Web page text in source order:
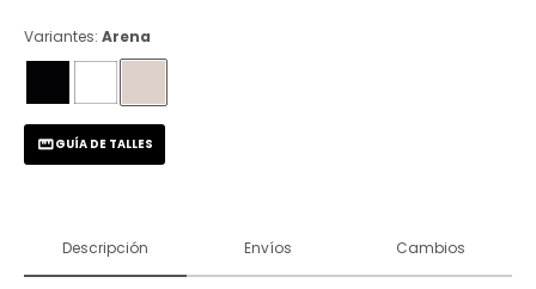
Variantes: Arena
GUÍA DE TALLES
Descripción Envíos Cambios